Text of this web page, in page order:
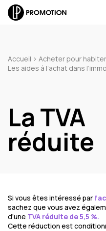
Accueil > Acheter pour habiter
Les aides à l’achat dans
La TVA
réduite
Si vous êtes intéressé par
sachez que vous avez
d’une TVA réduite de 5,5 %.
Cette réduction est